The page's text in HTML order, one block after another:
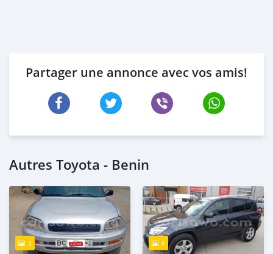
Partager une annonce avec vos amis!
Autres Toyota - Benin
3 8